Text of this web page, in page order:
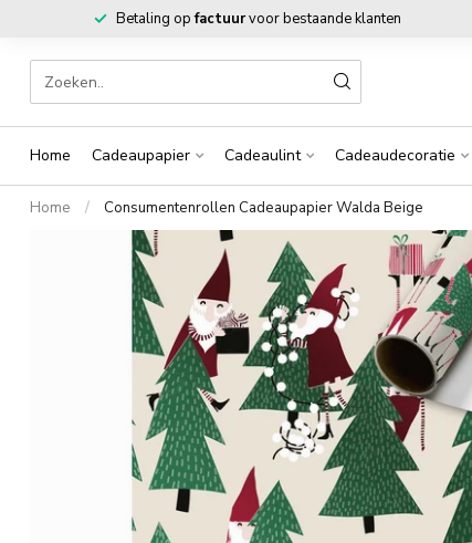
Betaling opfactuurvoor bestaande klanten
Home Cadeaupapier Cadeaulint Cadeaudecoratie
Home / Consumentenrollen Cadeaupapier Walda Beige